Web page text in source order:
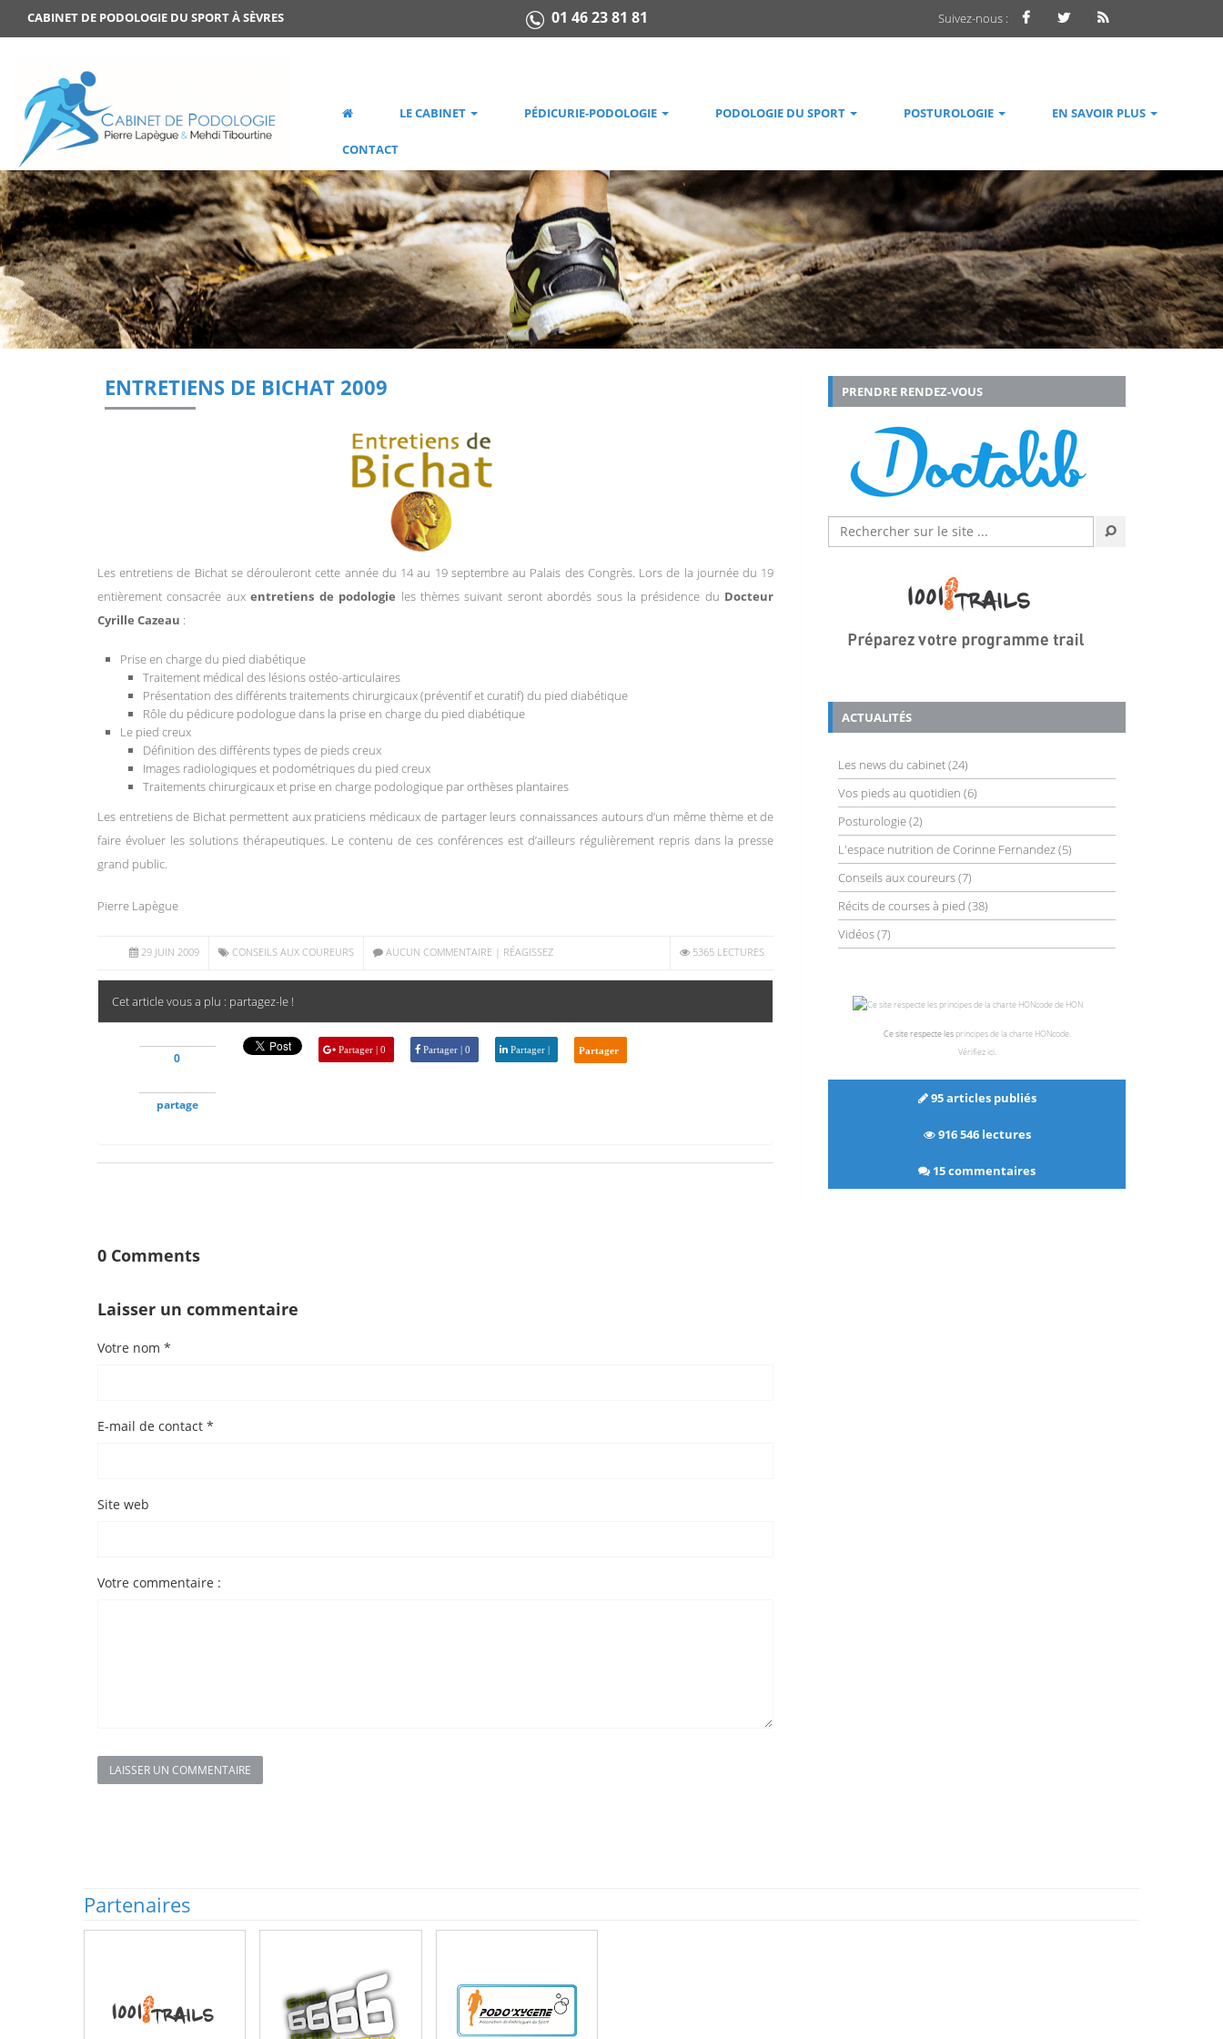
CABINET DE PODOLOGIE DU SPORT À SÈVRES 01 46 23 81 81 Suivez-nous :
LE CABINET PÉDICURIE-PODOLOGIE PODOLOGIE DU SPORT POSTUROLOGIE EN SAVOIR PLUS
CONTACT
ENTRETIENS DE BICHAT 2009
Les entretiens de Bichat se dérouleront cette année du 14 au 19 septembre au Palais des Congrès. Lors de la journée du 19
entièrement consacrée auxentretiens de podologie les thèmes suivant seront abordés sous la présidence du Docteur
Cyrille Cazeau :
Prise en charge du pied diabétique
Traitement médical des lésions ostéo-articulaires
Présentation des différents traitements chirurgicaux (préventif et curatif) du pied diabétique
Rôle du pédicure podologue dans la prise en charge du pied diabétique
Le pied creux
Définition des différents types de pieds creux
Images radiologiques et podométriques du pied creux
Traitements chirurgicaux et prise en charge podologique par orthèses plantaires
Les entretiens de Bichat permettent aux praticiens médicaux de partager leurs connaissances autours d’un même thème et de
faire évoluer les solutions thérapeutiques. Le contenu de ces conférences est d’ailleurs régulièrement repris dans la presse
grand public.
Pierre Lapègue
29 JUIN 2009 CONSEILS AUX COUREURS AUCUN COMMENTAIRE | RÉAGISSEZ 5365 LECTURES
Cet article vous a plu : partagez-le !
0
partage
Partager | 0 Partager | 0 Partager | Partager
0 Comments
Laisser un commentaire
Votre nom *
E-mail de contact *
Site web
Votre commentaire :
LAISSER UN COMMENTAIRE
PRENDRE RENDEZ-VOUS
ACTUALITÉS
Les news du cabinet(24)
Vos pieds au quotidien (6)
Posturologie(2)
L'espace nutrition de Corinne Fernandez(5)
Conseils aux coureurs(7)
Récits de courses à pied (38)
Vidéos(7)
Ce site respecte les principes de la charte HONcode.
Vérifiez ici.
95 articles publiés
916 546 lectures
15 commentaires
Partenaires